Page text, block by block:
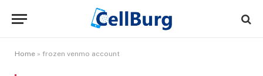
Home » frozen venmo account